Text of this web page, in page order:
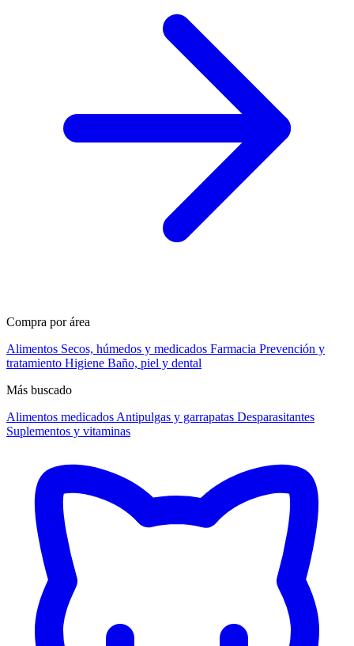
Compra por área
Alimentos Secos, húmedos y medicados Farmacia Prevención y
tratamiento Higiene Baño, piel y dental
Más buscado
Alimentos medicados Antipulgas y garrapatas Desparasitantes
Suplementos y vitaminas